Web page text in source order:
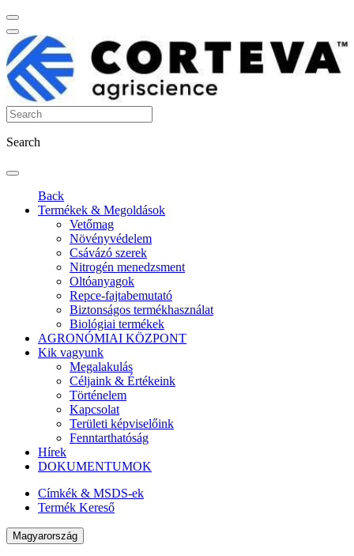
Search
Back
Termékek & Megoldások
Vetőmag
Növényvédelem
Csávázó szerek
Nitrogén menedzsment
Oltóanyagok
Repce-fajtabemutató
Biztonságos termékhasználat
Biológiai termékek
AGRONÓMIAI KÖZPONT
Kik vagyunk
Megalakulás
Céljaink & Értékeink
Történelem
Kapcsolat
Területi képviselőink
Fenntarthatóság
Hírek
DOKUMENTUMOK
Címkék & MSDS-ek
Termék Kereső
Magyarország